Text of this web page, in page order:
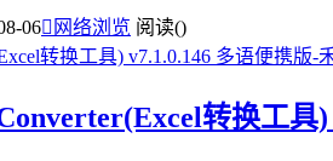
06 网络浏览 阅读()
转换工具